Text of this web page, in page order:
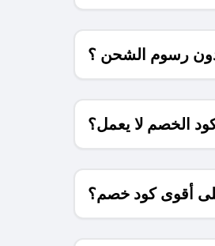
رسوم الشحن ؟
الخصم لا يعمل؟
أقوى كود خصم؟